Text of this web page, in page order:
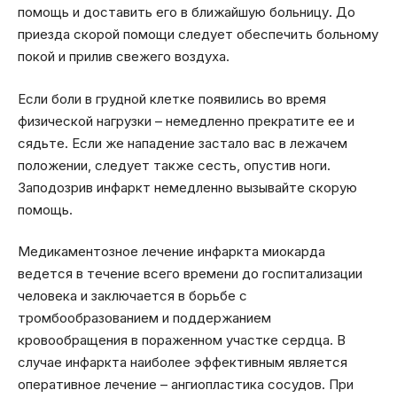
помощь и доставить его в ближайшую больницу. До
приезда скорой помощи следует обеспечить больному
покой и прилив свежего воздуха.
Если боли в грудной клетке появились во время
физической нагрузки – немедленно прекратите ее и
сядьте. Если же нападение застало вас в лежачем
положении, следует также сесть, опустив ноги.
Заподозрив инфаркт немедленно вызывайте скорую
помощь.
Медикаментозное лечение инфаркта миокарда
ведется в течение всего времени до госпитализации
человека и заключается в борьбе с
тромбообразованием и поддержанием
кровообращения в пораженном участке сердца. В
случае инфаркта наиболее эффективным является
оперативное лечение – ангиопластика сосудов. При